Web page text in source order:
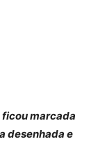
ficou marcada
desenhada e